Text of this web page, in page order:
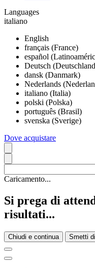
Languages
italiano
English
français (France)
español
Deutsch
dansk (Danmark)
Nederlands
italiano (Italia)
polski (Polska)
português (Brasil)
svenska (Sverige)
Dove acquistare
Caricamento...
Si prega di
risultati...
Chiudi e continua Smetti